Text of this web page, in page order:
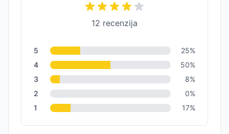
12 recenzija
5 25%
4
50%
3
8%
2
0%
1
17%